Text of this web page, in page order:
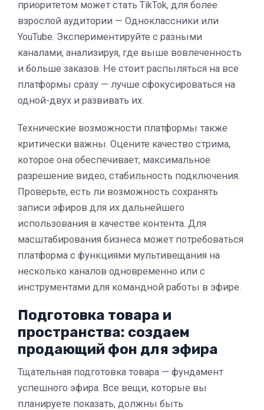
приоритетом может стать TikTok, для более
взрослой аудитории — Одноклассники или
YouTube. Экспериментируйте с разными
каналами, анализируя, где выше вовлеченность
и больше заказов. Не стоит распыляться на все
платформы сразу — лучше сфокусироваться на
одной-двух и развивать их.
Технические возможности платформы также
критически важны. Оцените качество стрима,
которое она обеспечивает, максимальное
разрешение видео, стабильность подключения.
Проверьте, есть ли возможность сохранять
записи эфиров для их дальнейшего
использования в качестве контента. Для
масштабирования бизнеса может потребоваться
платформа с функциями мультивещания на
несколько каналов одновременно или с
инструментами для командной работы в эфире.
Подготовка товара и
пространства: создаем
продающий фон для эфира
Тщательная подготовка товара — фундамент
успешного эфира. Все вещи, которые вы
планируете показать, должны быть